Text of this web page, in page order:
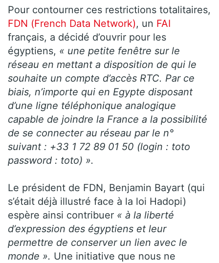
Pour contourner ces restrictions totalitaires,
FDN (French Data Network), un FAI
français, a décidé d’ouvrir pour les
égyptiens, « une petite fenêtre sur le
réseau en mettant a disposition de qui le
souhaite un compte d’accès RTC. Par ce
biais, n’importe qui en Egypte disposant
d’une ligne téléphonique analogique
capable de joindre la France a la possibilité
de se connecter au réseau par le n°
suivant : +33 1 72 89 01 50 (login : toto
password : toto) ».
Le président de FDN, Benjamin Bayart (qui
s’était déjà illustré face à la loi Hadopi)
espère ainsi contribuer « à la liberté
d’expression des égyptiens et leur
permettre de conserver un lien avec le
monde ». Une initiative que nous ne